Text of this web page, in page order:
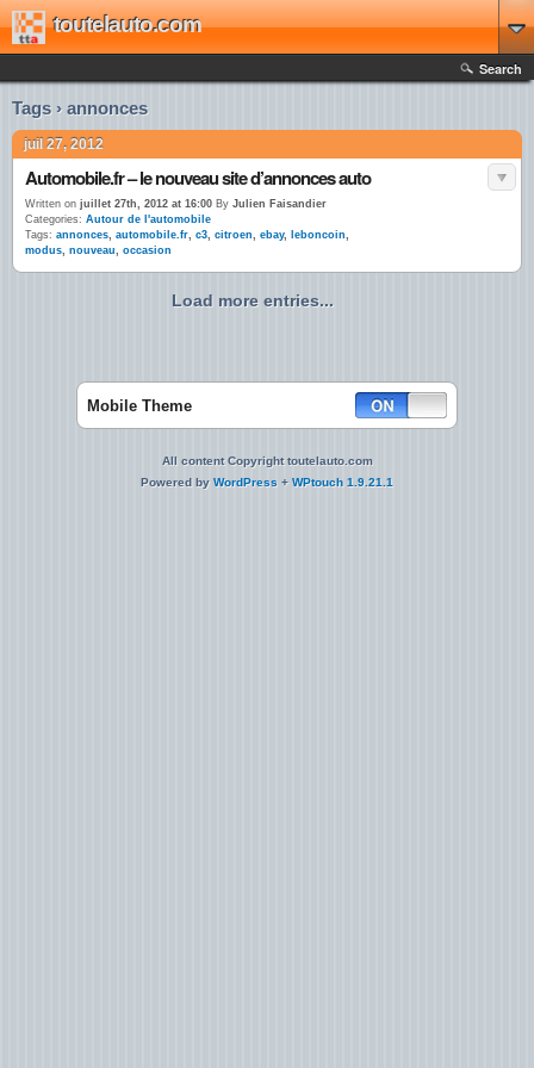
toutelauto.com
Search
Tags › annonces
juil 27, 2012
Automobile.fr – le nouveau site d’annonces auto
Written on juillet 27th, 2012 at 16:00 By Julien Faisandier
Categories: Autour de l'automobile
Tags: annonces, automobile.fr, c3, citroen, ebay, leboncoin,
modus, nouveau, occasion
Load more entries...
Mobile Theme
All content Copyright toutelauto.com
Powered by WordPress + WPtouch 1.9.21.1